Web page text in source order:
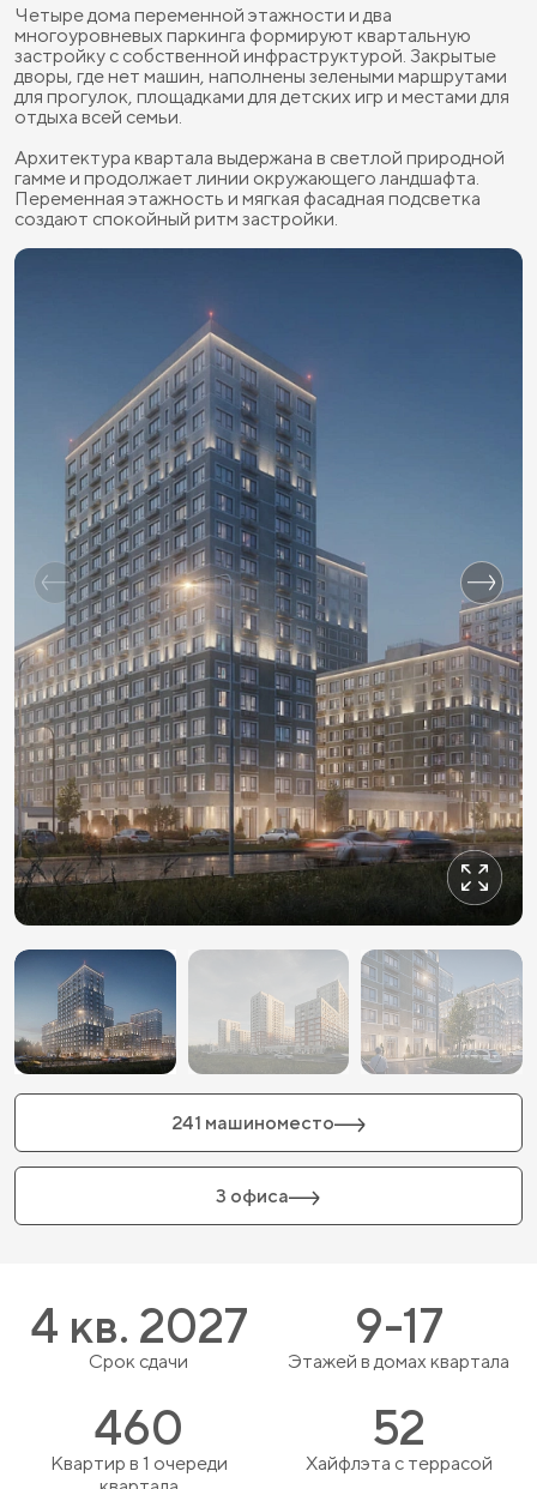
Четыре дома переменной этажности и два
многоуровневых паркинга формируют квартальную
застройку с собственной инфраструктурой. Закрытые
дворы, где нет машин, наполнены зелеными маршрутами
для прогулок, площадками для детских игр и местами для
отдыха всей семьи.
Архитектура квартала выдержана в светлой природной
гамме и продолжает линии окружающего ландшафта.
Переменная этажность и мягкая фасадная подсветка
создают спокойный ритм застройки.
241 машиноместо
3 офиса
4 кв. 2027
Срок сдачи
9-17
Этажей в домах квартала
460
Квартир в 1 очереди
52
Хайфлэта с террасой